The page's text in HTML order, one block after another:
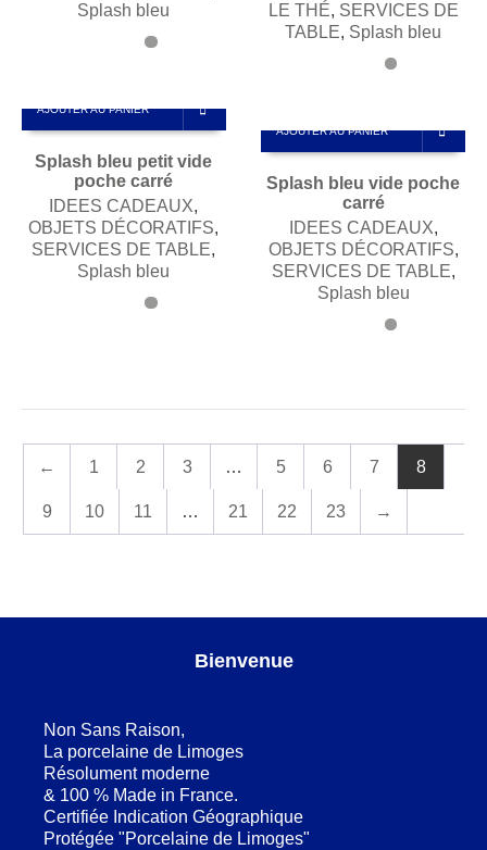
Splash bleu
LE THÉ, SERVICES DE
TABLE, Splash bleu
AJOUTER AU PANIER
Splash bleu petit vide
poche carré
IDEES CADEAUX,
OBJETS DÉCORATIFS,
SERVICES DE TABLE,
Splash bleu
AJOUTER AU PANIER
Splash bleu vide poche
carré
IDEES CADEAUX,
OBJETS DÉCORATIFS,
SERVICES DE TABLE,
Splash bleu
← 1 2 3 … 5 6 7 8
9 10 11 … 21 22 23 →
Bienvenue
Non Sans Raison,
La porcelaine de Limoges
Résolument moderne
& 100 % Made in France.
Certifiée Indication Géographique
Protégée "Porcelaine de Limoges"